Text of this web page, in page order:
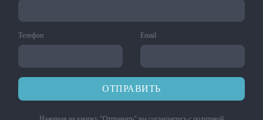
Телефон Email
ОТПРАВИТЬ